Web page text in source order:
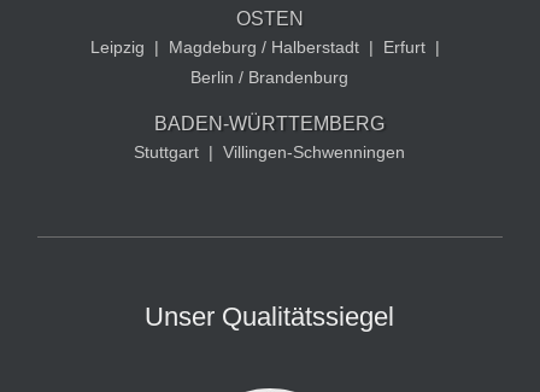
OSTEN
Leipzig | Magdeburg / Halberstadt | Erfurt |
Berlin / Brandenburg
BADEN-WÜRTTEMBERG
Stuttgart | Villingen-Schwenningen
Unser Qualitätssiegel